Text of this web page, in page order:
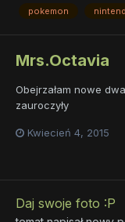
pokemon
Mrs.Octavia
Obejrzałam nowe
zauroczyły
Kwiecień 4, 2015
Daj swoje foto :P